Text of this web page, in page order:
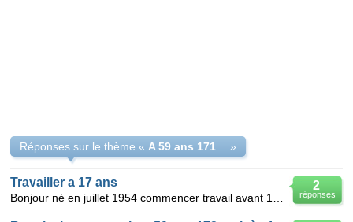
Réponses sur le thème « »
2
réponses
Travailler a 17 ans